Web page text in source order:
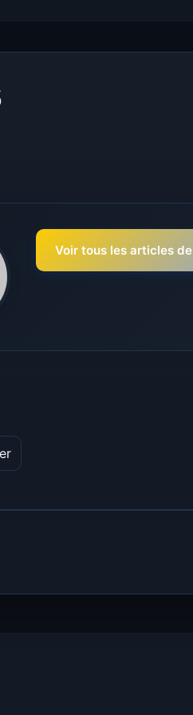
Voir tous les articles de